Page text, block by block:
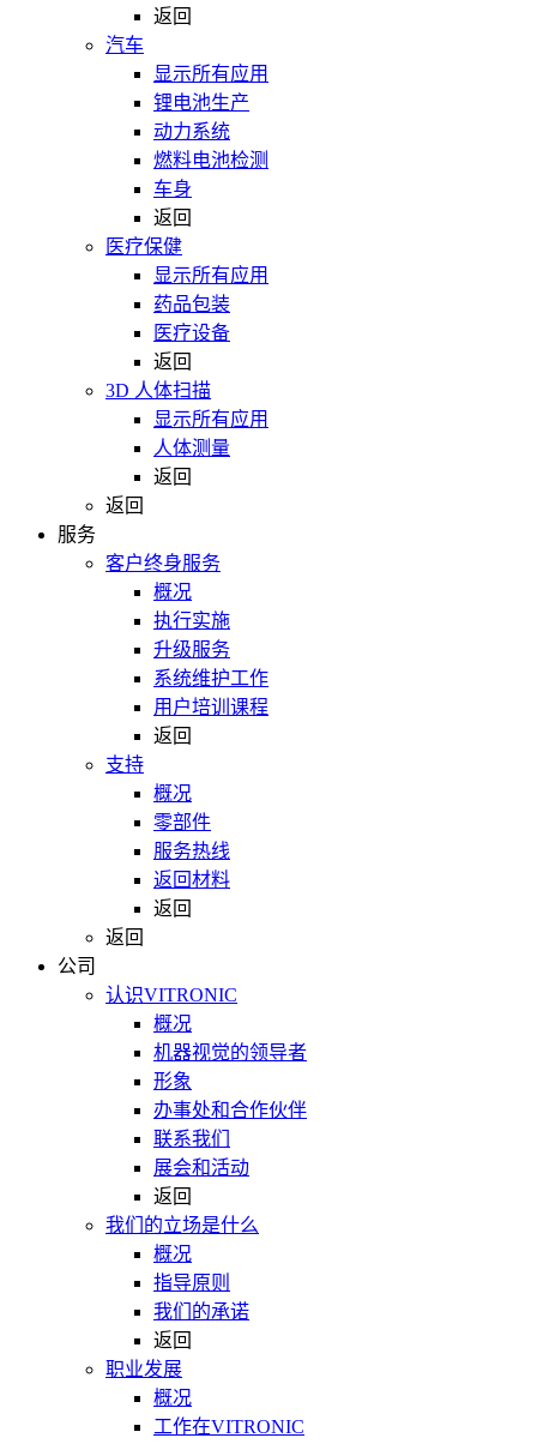
返回
汽车
显示所有应用
锂电池生产
动力系统
燃料电池检测
车身
返回
医疗保健
显示所有应用
药品包装
医疗设备
返回
3D 人体扫描
显示所有应用
人体测量
返回
返回
服务
客户终身服务
概况
执行实施
升级服务
系统维护工作
用户培训课程
返回
支持
概况
零部件
服务热线
返回材料
返回
返回
公司
认识VITRONIC
概况
机器视觉的领导者
形象
办事处和合作伙伴
联系我们
展会和活动
返回
我们的立场是什么
概况
指导原则
我们的承诺
返回
职业发展
概况
工作在VITRONIC